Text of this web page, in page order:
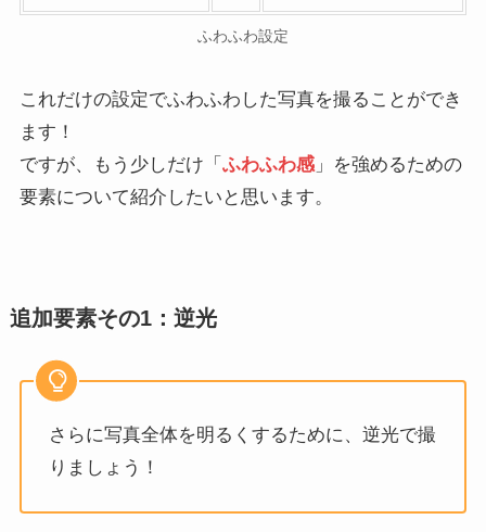
ふわふわ設定
これだけの設定でふわふわした写真を撮ることができ
ます！
ですが、もう少しだけ「 ふわふわ感」を強めるための
要素について紹介したいと思います。
追加要素その1：逆光
さらに写真全体を明るくするために、逆光で撮
りましょう！